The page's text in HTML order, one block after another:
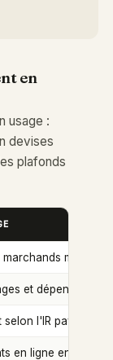
en
usage :
devises
plafonds
marchands
et dépenses à
selon l'IR payé
en ligne en devises